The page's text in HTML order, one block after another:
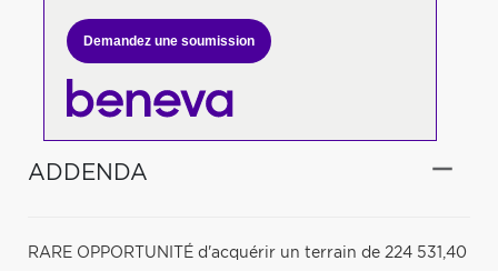
Demandez une soumission
ADDENDA
RARE OPPORTUNITÉ d'acquérir un terrain de 224 531,40